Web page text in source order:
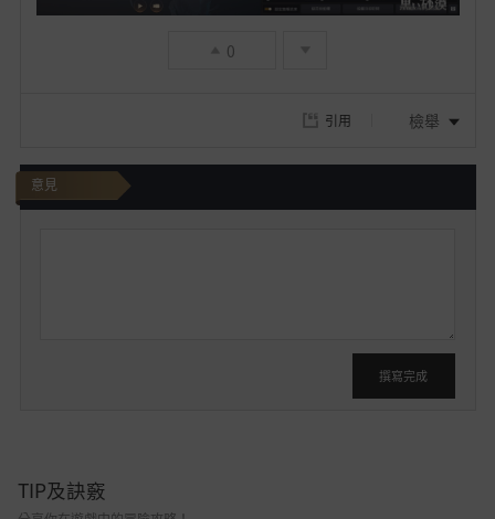
0
引用 檢舉
意見
撰寫完成
TIP及訣竅